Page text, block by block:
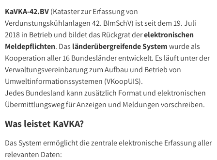
KaVKA-42.BV(Kataster zur Erfassung von
Verdunstungskühlanlagen 42. BImSchV) ist seit dem 19. Juli
2018 in Betrieb und bildet das Rückgrat derelektronischen
Meldepflichten. Das länderübergreifende Systemwurde als
Kooperation aller 16 Bundesländer entwickelt. Es läuft unter der
Verwaltungsvereinbarung zum Aufbau und Betrieb von
Umweltinformationssystemen (VKoopUIS).
Jedes Bundesland kann zusätzlich Format und elektronischen
Übermittlungsweg für Anzeigen und Meldungen vorschreiben.
Was leistet KaVKA?
Das System ermöglicht die zentrale elektronische Erfassung aller
relevanten Daten: